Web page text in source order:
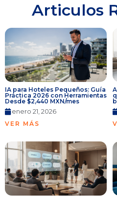
Articulos
IA para Hoteles Pequeños: Guía
Práctica 2026 con Herramientas
Desde $2,440 MXN/mes
enero 21, 2026
VER MÁS